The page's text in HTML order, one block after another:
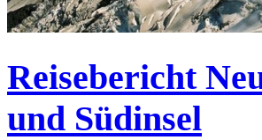
Reisebericht
und Südinsel